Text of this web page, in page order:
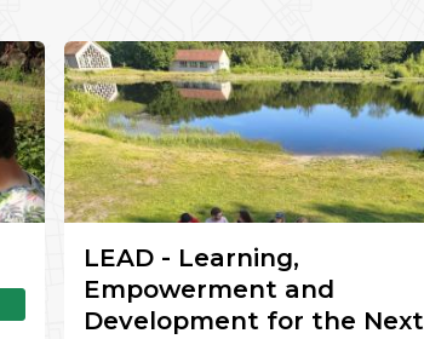
LEAD - Learning,
Empowerment and
Development for the Next